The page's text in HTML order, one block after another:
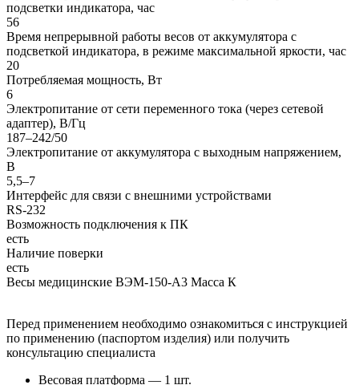
подсветки индикатора, час
56
Время непрерывной работы весов от аккумулятора с
подсветкой индикатора, в режиме максимальной яркости, час
20
Потребляемая мощность, Вт
6
Электропитание от сети переменного тока (через сетевой
адаптер), В/Гц
187–242/50
Электропитание от аккумулятора с выходным напряжением,
В
5,5–7
Интерфейс для связи с внешними устройствами
RS-232
Возможность подключения к ПК
есть
Наличие поверки
есть
Весы медицинские ВЭМ-150-А3 Масса К
Перед применением необходимо ознакомиться с инструкцией
по применению (паспортом изделия) или получить
консультацию специалиста
Весовая платформа — 1 шт.